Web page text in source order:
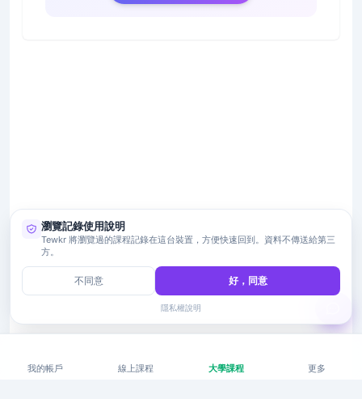
我的帳戶 線上課程 大學課程 更多
瀏覽記錄使用說明
Tewkr 將瀏覽過的課程記錄在這台裝置，方便快速回到。資料不傳送給第三
方。
不同意 好，同意
隱私權說明